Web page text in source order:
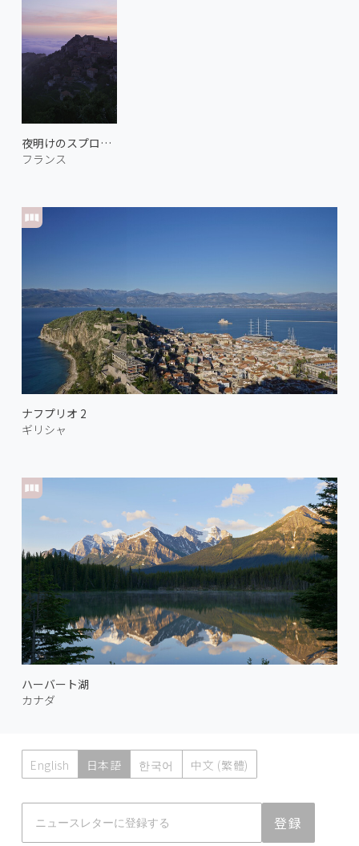
夜明けのスプロンカト 1
フランス
ナフプリオ 2
ギリシャ
ハーバート湖
カナダ
English 日本語 한국어 中文 (繁體)
登録